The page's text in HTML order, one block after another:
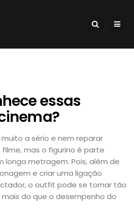
essas
a sério e nem reparar
mas o figurino é parte
longa metragem. Pois, além de
e criar uma ligação
o outfit pode se tornar tão
do que o desempenho do